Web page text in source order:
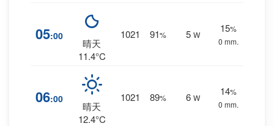
05:00
晴天
11.4°C
1021 91% 5 W
15%
0 mm.
06:00
晴天
12.4°C
1021 89% 6 W
14%
0 mm.